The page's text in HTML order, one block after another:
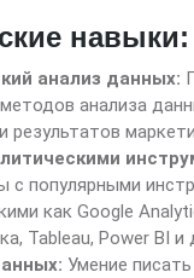
навыки:
анализ данных:
анализа
результатов
с популярными
как Google
Tableau, Power BI и
Умение